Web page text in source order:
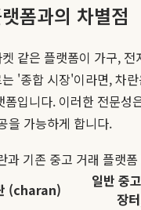
폼과의 차별점
같은 플랫폼이 가구, 전
'종합 시장'이라면, 차
폼입니다. 이러한 전문성
을 가능하게 합니다.
과 기존 중고 거래 플랫폼
(charan)
일반 중
장